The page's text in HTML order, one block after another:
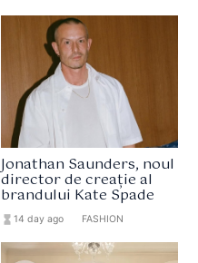
Jonathan Saunders, noul
director de creație al
brandului Kate Spade
hourglass_full 14 day ago FASHION